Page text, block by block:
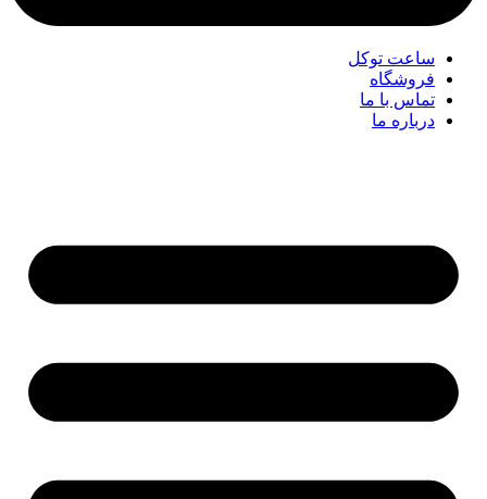
ساعت توکل
فروشگاه
تماس با ما
درباره ما